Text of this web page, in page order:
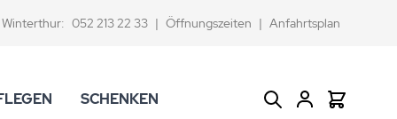
Winterthur: 052 213 22 33 | Öffnungszeiten | Anfahrtsplan
SCHENKEN Suche